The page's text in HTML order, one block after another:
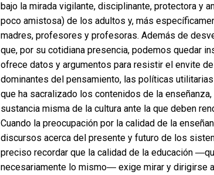
bajo la mirada vigilante, disciplinante, protectora y
poco amistosa) de los adultos y, más
madres, profesores y profesoras. Además de
que, por su cotidiana presencia, podemos quedar
ofrece datos y argumentos para resistir el envite
dominantes del pensamiento, las políticas
que ha sacralizado los contenidos de la
sustancia misma de la cultura ante la que deben
Cuando la preocupación por la calidad de la
discursos acerca del presente y futuro de los
preciso recordar que la calidad de la educación
necesariamente lo mismo― exige mirar y dirigirse